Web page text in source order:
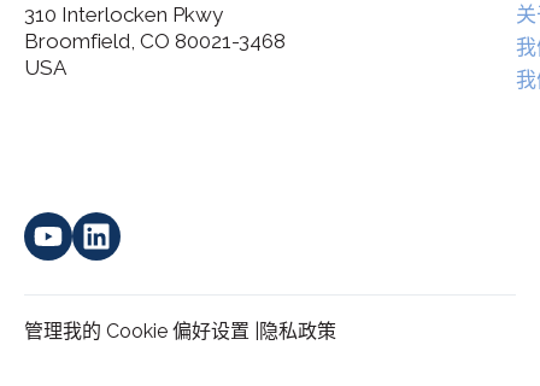
I agree to allow Spatial Corp to store and process my
310 Interlocken Pkwy
Broomfield, CO 80021-3468
USA
管理我的 Cookie 偏好设置 | 隐私政策